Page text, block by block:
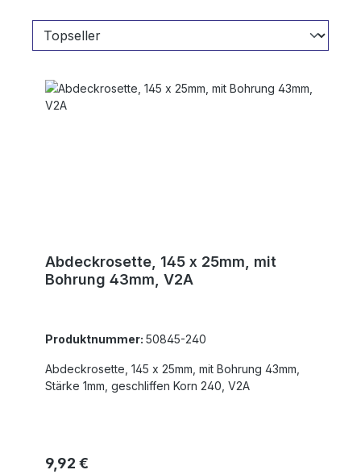
Abdeckrosette, 145 x 25mm, mit
Bohrung 43mm, V2A
Produktnummer: 50845-240
Abdeckrosette, 145 x 25mm, mit Bohrung 43mm,
Stärke 1mm, geschliffen Korn 240, V2A
Regulärer Preis:
9,92 €